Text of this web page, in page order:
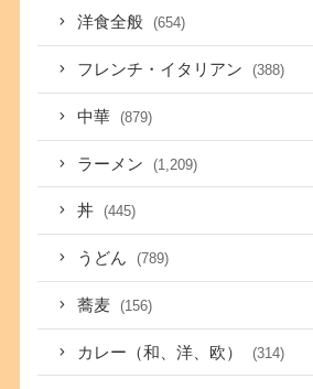
洋食全般 (654)
フレンチ・イタリアン (388)
中華 (879)
ラーメン (1,209)
丼 (445)
うどん (789)
蕎麦 (156)
カレー（和、洋、欧） (314)